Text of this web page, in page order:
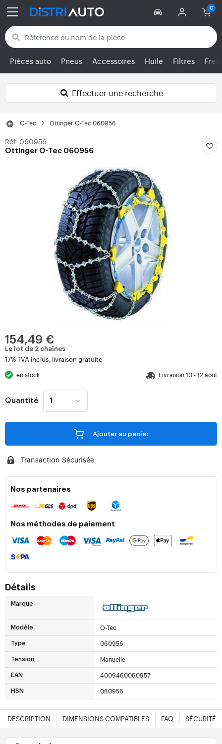
Retour aux catégories
Pièces auto Pneus Accessoires Huile Filtres
Effectuer une recherche
O-Tec Ottinger O-Tec 060956
Réf. 060956
Ottinger O-Tec 060956
154,49 €
Le lot de 2 chaînes
17% TVA inclus, livraison gratuite
en stock Livraison 10 - 12 août
Quantité
Ajouter au panier
Transaction Sécurisée
Nos partenaires
Nos méthodes de paiement
Détails
Marque
Modèle O-Tec
Type 060956
Tension Manuelle
EAN 4009460060957
HSN 060956
DESCRIPTION DIMENSIONS COMPATIBLES FAQ SÉCURITÉ